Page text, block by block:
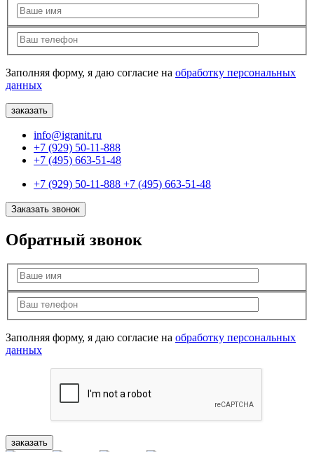
Заполняя форму, я даю согласие на обработку персональных
данных
info@igranit.ru
+7 (929) 50-11-888
+7 (495) 663-51-48
+7 (929) 50-11-888 +7 (495) 663-51-48
Заказать звонок
Обратный звонок
Заполняя форму, я даю согласие на обработку персональных
данных